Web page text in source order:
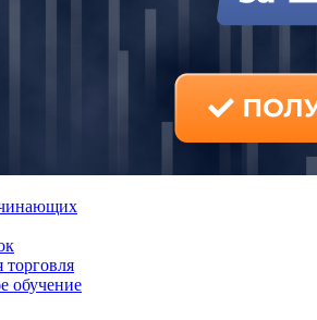
торговля
обучение